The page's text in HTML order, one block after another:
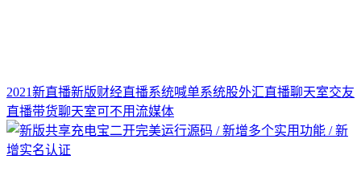
2021新直播新版财经直播系统喊单系统股外汇直播聊天室交友
直播带货聊天室可不用流媒体